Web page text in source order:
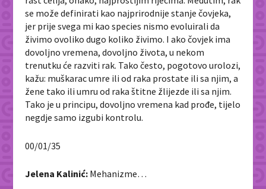
se može definirati kao najprirodnije stanje čovjeka,
jer prije svega mi kao species nismo evoluirali da
živimo ovoliko dugo koliko živimo. I ako čovjek ima
dovoljno vremena, dovoljno života, u nekom
trenutku će razviti rak. Tako često, pogotovo urolozi,
kažu: muškarac umre ili od raka prostate ili sa njim, a
žene tako ili umru od raka štitne žlijezde ili sa njim.
Tako je u principu, dovoljno vremena kad prođe, tijelo
negdje samo izgubi kontrolu.
00/01/35
Jelena Kalinić: Mehanizme…